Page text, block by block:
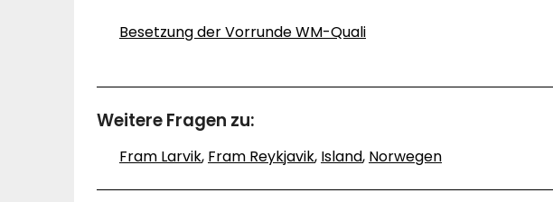
Besetzung der Vorrunde WM-Quali
Weitere Fragen zu:
Fram Larvik, Fram Reykjavik, Island, Norwegen